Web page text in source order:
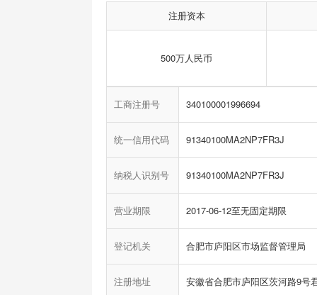
注册资本
500万人民币
工商注册号 340100001996694
统一信用代码 91340100MA2NP7FR3J
纳税人识别号 91340100MA2NP7FR3J
营业期限 2017-06-12至无固定期限
登记机关 合肥市庐阳区市场监督管理局
注册地址 安徽省合肥市庐阳区茨河路9号